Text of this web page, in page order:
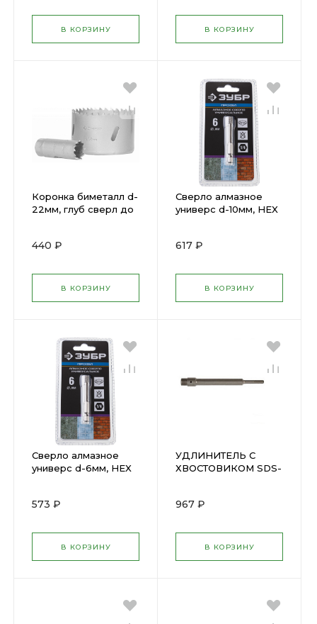
В КОРЗИНУ В КОРЗИНУ
Коронка биметалл d-
22мм, глуб сверл до
440 ₽
В КОРЗИНУ
Сверло алмазное
универс d-10мм, HEX
617 ₽
В КОРЗИНУ
Сверло алмазное
универс d-6мм, HEX
573 ₽
В КОРЗИНУ
УДЛИНИТЕЛЬ С
ХВОСТОВИКОМ SDS-
967 ₽
В КОРЗИНУ